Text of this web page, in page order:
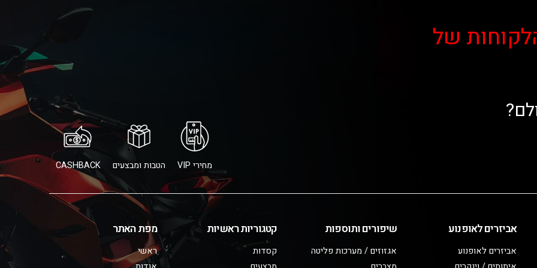
של
מחירי VIP הטבות ומבצעים CASHBACK
אביזרים לאופנוע
אביזרים לאופנוע
שיפורים ותוספות
אגזוזים / מערכות פליטה
קטגוריות ראשיות
קסדות
מפת האתר
ראשי